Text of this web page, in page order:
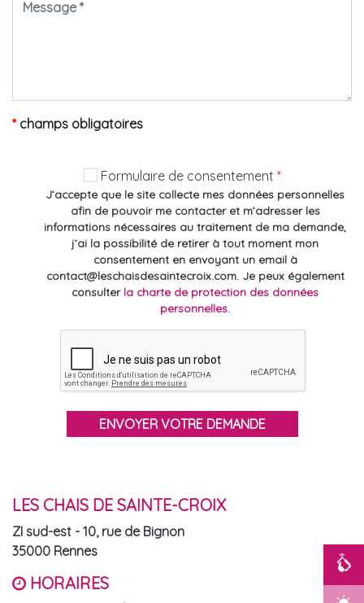
* champs obligatoires
Formulaire de consentement*
J’accepte que le site collecte mes données personnelles
afin de pouvoir me contacter et m’adresser les
informations nécessaires au traitement de ma demande,
j’ai la possibilité de retirer à tout moment mon
consentement en envoyant un email à
contact@leschaisdesaintecroix.com. Je peux également
consulter la charte de protection des données
personnelles.
LES CHAIS DE SAINTE-CROIX
ZI sud-est - 10, rue de Bignon
35000 Rennes
HORAIRES